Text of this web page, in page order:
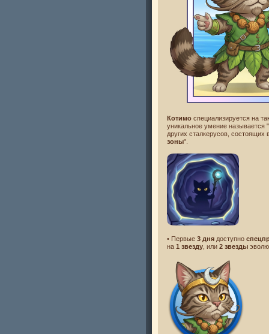
Котимо специализируется на
уникальное умение называется "
других сталкерусов, состоящих
зоны".
• Первые 3 дня доступно
на 1 звезду , или 2 звезды